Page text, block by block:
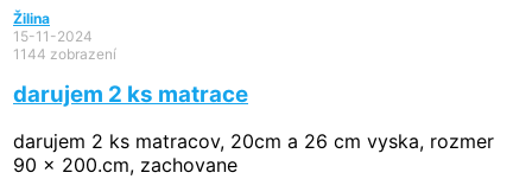
Žilina
15-11-2024
1144 zobrazení
darujem 2 ks matrace
darujem 2 ks matracov, 20cm a 26 cm vyska, rozmer
90 x 200.cm, zachovane